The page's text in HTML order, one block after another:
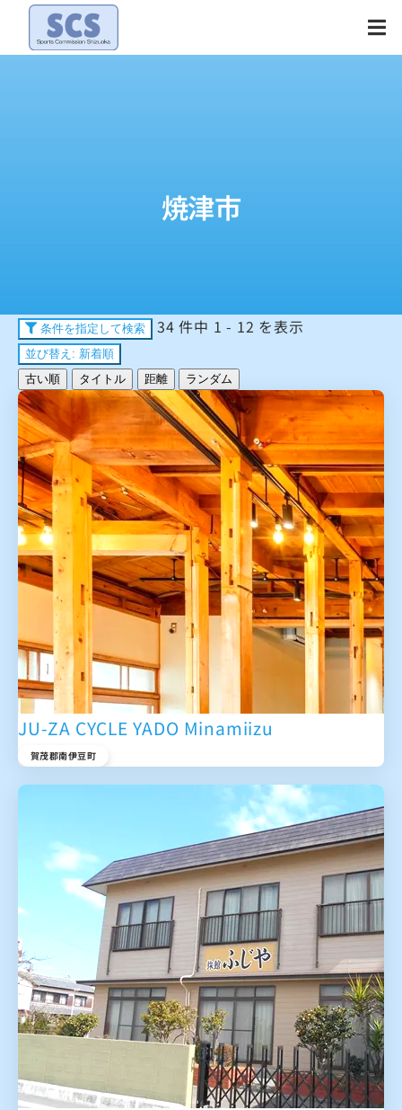
Skip
content
焼津市
条件を指定して検索 34 件中 1 - 12 を表示
並び替え: 新着順
古い順
タイトル 距離 ランダム
JU-ZA CYCLE YADO Minamiizu
賀茂郡南伊豆町